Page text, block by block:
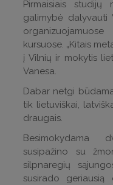
Pirmaisiais studijų
galimybė dalyvauti
kursuose. „Kitais
į Vilnių ir mokytis
Vanesa.
Dabar netgi
tik lietuviškai,
draugais.
Besimokydama
susipažino su
silpnaregių
susirado